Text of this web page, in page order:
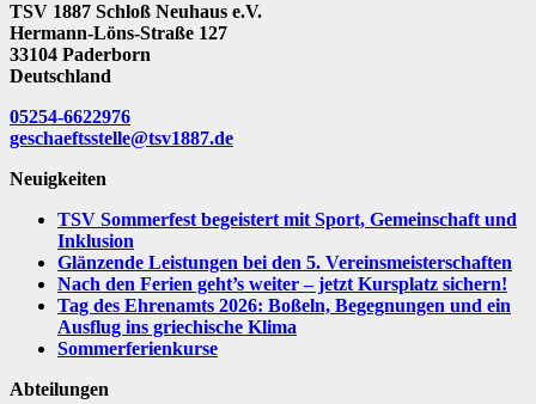
TSV 1887 Schloß Neuhaus e.V.
Hermann-Löns-Straße 127
33104 Paderborn
Deutschland
05254-6622976
geschaeftsstelle@tsv1887.de
Neuigkeiten
TSV Sommerfest begeistert mit Sport, Gemeinschaft und
Inklusion
Glänzende Leistungen bei den 5. Vereinsmeisterschaften
Nach den Ferien geht’s weiter – jetzt Kursplatz sichern!
Tag des Ehrenamts 2026: Boßeln, Begegnungen und ein
Ausflug ins griechische Klima
Sommerferienkurse
Abteilungen